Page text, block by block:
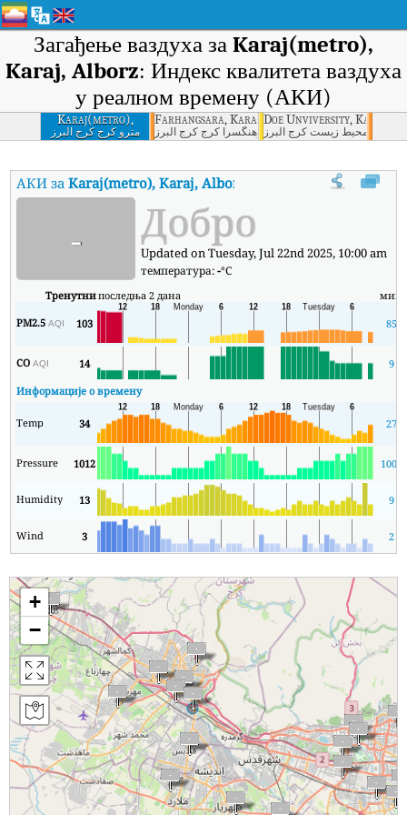
Загађење ваздуха за Karaj(metro),
Karaj, Alborz: Индекс квалитета ваздуха
у реалном времену (АКИ)
Karaj(metro),
Karaj, Alborz
مترو کرج کرج البرز
Farhangsara, Karaj, Alborz
فرهنگسرا کرج کرج البرز
Doe Unviversity, Karaj,
حفاظت محيط زيست کرج البرز
АКИ заKaraj(metro), Karaj, Alborz Индекс квалитета
- Добро
Updated on Tuesday, Jul 22nd 2025, 10:00 am
температура:-°C
Тренутнипоследња 2 дана мин
PM2.5AQI 103 85
COAQI 14
9
Информације о времену
Temp 34 27
Pressure 1012 1008
Humidity 13 9
Wind 3 2
+
−